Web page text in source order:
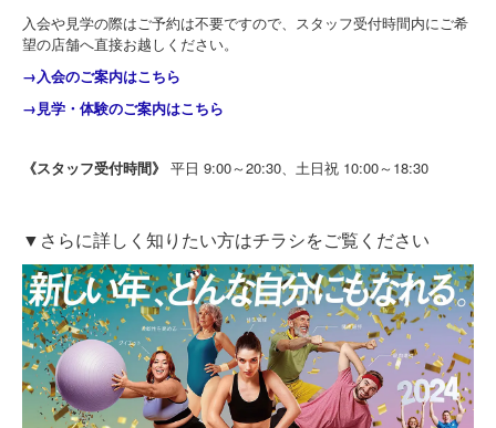
入会や見学の際はご予約は不要ですので、スタッフ受付時間内にご希
望の店舗へ直接お越しください。
→入会のご案内はこちら
→見学・体験のご案内はこちら
《スタッフ受付時間》 平日 9:00～20:30、土日祝 10:00～18:30
▼さらに詳しく知りたい方はチラシをご覧ください